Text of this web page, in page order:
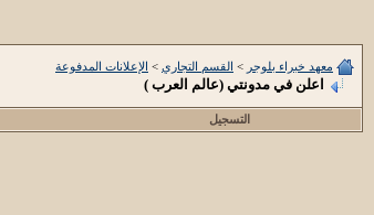
معهد خبراء بلوجر > القسم التجاري > الإعلانات المدفوعة
اعلن في مدونتي (عالم العرب )
التسجيل